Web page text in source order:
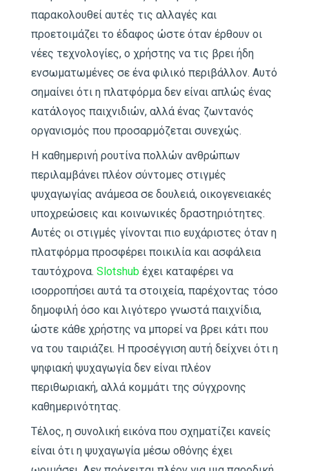
παρακολουθεί αυτές τις αλλαγές και
προετοιμάζει το έδαφος ώστε όταν έρθουν οι
νέες τεχνολογίες, ο χρήστης να τις βρει ήδη
ενσωματωμένες σε ένα φιλικό περιβάλλον. Αυτό
σημαίνει ότι η πλατφόρμα δεν είναι απλώς ένας
κατάλογος παιχνιδιών, αλλά ένας ζωντανός
οργανισμός που προσαρμόζεται συνεχώς.
Η καθημερινή ρουτίνα πολλών ανθρώπων
περιλαμβάνει πλέον σύντομες στιγμές
ψυχαγωγίας ανάμεσα σε δουλειά, οικογενειακές
υποχρεώσεις και κοινωνικές δραστηριότητες.
Αυτές οι στιγμές γίνονται πιο ευχάριστες όταν η
πλατφόρμα προσφέρει ποικιλία και ασφάλεια
ταυτόχρονα. Slotshubέχει καταφέρει να
ισορροπήσει αυτά τα στοιχεία, παρέχοντας τόσο
δημοφιλή όσο και λιγότερο γνωστά παιχνίδια,
ώστε κάθε χρήστης να μπορεί να βρει κάτι που
να του ταιριάζει. Η προσέγγιση αυτή δείχνει ότι η
ψηφιακή ψυχαγωγία δεν είναι πλέον
περιθωριακή, αλλά κομμάτι της σύγχρονης
καθημερινότητας.
Τέλος, η συνολική εικόνα που σχηματίζει κανείς
είναι ότι η ψυχαγωγία μέσω οθόνης έχει